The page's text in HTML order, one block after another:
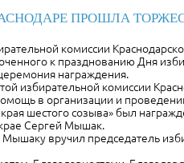
ПРОШЛА
комиссии
к празднованию Дня
награждения.
избирательной комиссии
в организации и
края шестого созыва» был
Сергей Мышак.
вручил председатель